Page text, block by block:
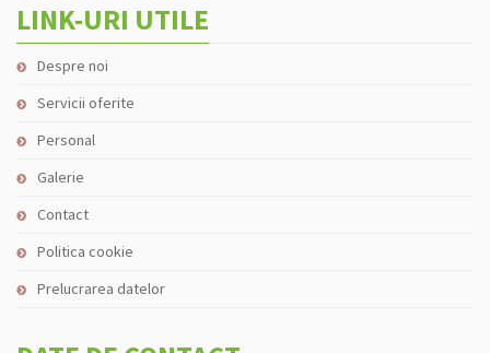
LINK-URI UTILE
Despre noi
Servicii oferite
Personal
Galerie
Contact
Politica cookie
Prelucrarea datelor